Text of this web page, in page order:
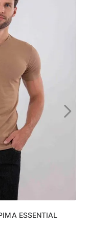
ESSENTIAL